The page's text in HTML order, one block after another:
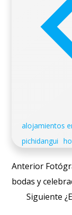
alojamientos
pichidangui
Post
Anterior
bodas y
Post
Siguiente